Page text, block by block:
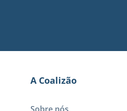
A Coalizão